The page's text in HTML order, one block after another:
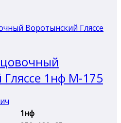
Гляссе 1нф М-175
1нф